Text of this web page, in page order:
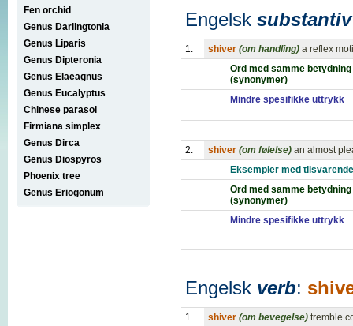
Fen orchid
Genus Darlingtonia
Genus Liparis
Genus Dipteronia
Genus Elaeagnus
Genus Eucalyptus
Chinese parasol
Firmiana simplex
Genus Dirca
Genus Diospyros
Phoenix tree
Genus Eriogonum
Engelsk substantiv
1. shiver (om handling) a reflex
Ord med samme betydning
(synonymer)
Mindre spesifikke uttrykk
2. shiver (om følelse) an almost
Eksempler med
Ord med samme betydning
(synonymer)
Mindre spesifikke uttrykk
Engelsk verb:
1. shiver (om bevegelse) tremble